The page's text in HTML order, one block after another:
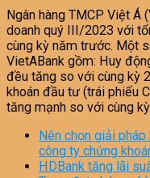
Ngân hàng TMCP Việt Á
doanh quý III/2023 với
cùng kỳ năm trước. Một
VietABank gồm: Huy
đều tăng so với cùng kỳ
khoán đầu tư (trái phiếu
tăng mạnh so với cùng
Nên chọn giải
công ty chứng
HDBank tăng lãi